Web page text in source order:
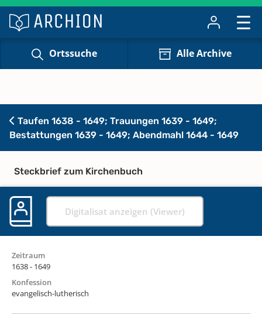
Ortssuche Alle Archive
Taufen 1638 - 1649; Trauungen 1639 - 1649;
Bestattungen 1639 - 1649; Abendmahl 1644 - 1649
Steckbrief zum Kirchenbuch
Digitalisat anzeigen (Viewer)
Zeitraum
1638 - 1649
Konfession
evangelisch-lutherisch